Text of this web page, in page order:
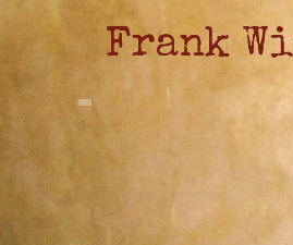
Frank